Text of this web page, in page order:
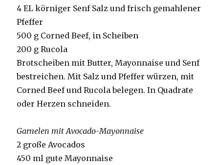
4 EL körniger Senf Salz und frisch gemahlener
Pfeffer
500 g Corned Beef, in Scheiben
200 g Rucola
Brotscheiben mit Butter, Mayonnaise und Senf
bestreichen.Mit Salz und Pfeffer würzen, mit
Corned Beef und Rucola belegen. In Quadrate
oder Herzen schneiden.
Garnelen mit Avocado-Mayonnaise
2 große Avocados
450 ml gute Mayonnaise